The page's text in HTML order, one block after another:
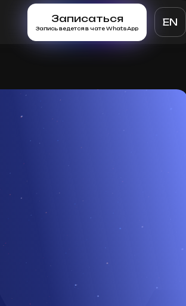
Записаться
Запись ведется в чате WhatsApp
EN